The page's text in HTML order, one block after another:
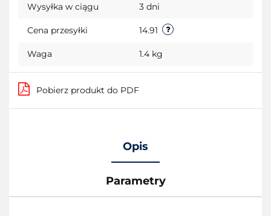
Wysyłka w ciągu 3 dni
Cena przesyłki 14.91
Waga 1.4 kg
Pobierz produkt do PDF
Opis
Parametry